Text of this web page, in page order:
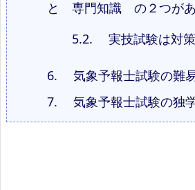
と 専門知識 の２つが
5.2.
実技試験は対
6.
気象予報士試験の難
7.
気象予報士試験の独